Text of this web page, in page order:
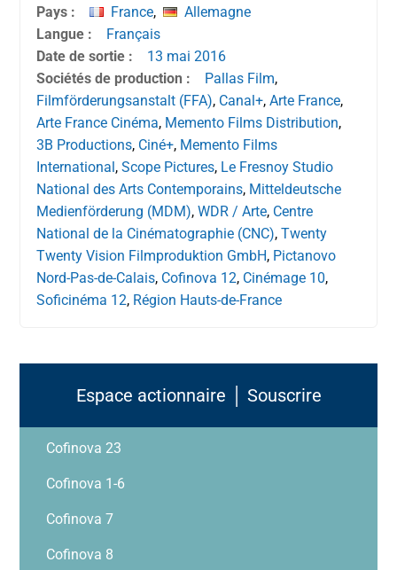
Pays : France,
Allemagne
Langue :
Français
Date de sortie :
13 mai 2016
Sociétés de production :
Pallas Film,
Filmförderungsanstalt (FFA), Canal+,Arte France,
Arte France Cinéma, Memento Films Distribution,
3B Productions, Ciné+, Memento Films
International,Scope Pictures, Le Fresnoy Studio
National des Arts Contemporains, Mitteldeutsche
Medienförderung (MDM),WDR / Arte, Centre
National de la Cinématographie (CNC),Twenty
Twenty Vision Filmproduktion GmbH, Pictanovo
Nord-Pas-de-Calais, Cofinova 12, Cinémage 10,
Soficinéma 12, Région Hauts-de-France
Espace actionnaire │ Souscrire
Cofinova 23
Cofinova 1-6
Cofinova 7
Cofinova 8